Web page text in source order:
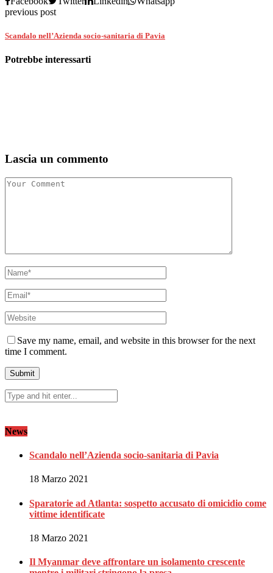
previous post
Scandalo nell’Azienda socio-sanitaria di Pavia
Potrebbe interessarti
Lascia un commento
Save my name, email, and website in this browser for the next
time I comment.
News
Scandalo nell’Azienda socio-sanitaria di Pavia
18 Marzo 2021
Sparatorie ad Atlanta: sospetto accusato di omicidio come
vittime identificate
18 Marzo 2021
Il Myanmar deve affrontare un isolamento crescente